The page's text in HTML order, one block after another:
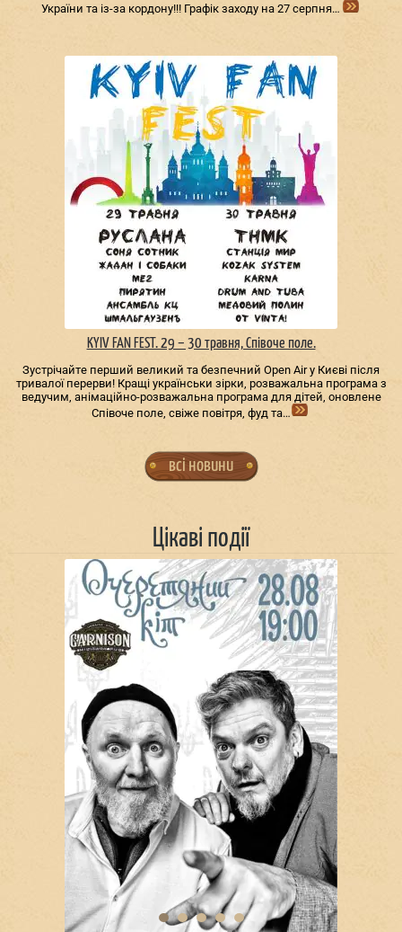
України та із-за кордону!!! Графік заходу на 27 серпня…
KYIV FAN FEST. 29 – 30 травня, Співоче поле.
Зустрічайте перший великий та безпечний Open Air у Києві після
тривалої перерви! Кращі українськи зірки, розважальна програма з
ведучим, анімаційно-розважальна програма для дітей, оновлене
Співоче поле, свіже повітря, фуд та…
всі новини
Цікаві події